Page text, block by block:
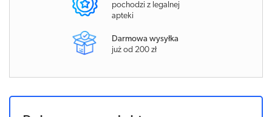
pochodzi z legalnej
apteki
Darmowa wysyłka
już od 200 zł